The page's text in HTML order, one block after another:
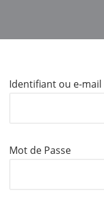
Identifiant ou e-mail
Mot de Passe